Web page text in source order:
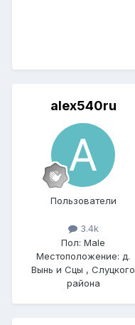
alex540ru
Пользователи
3.4k
Пол: Male
Местоположение: д.
Вынь и Сцы , Слуцкого
района